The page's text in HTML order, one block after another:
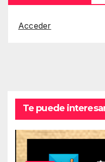
Acceder
Te puede